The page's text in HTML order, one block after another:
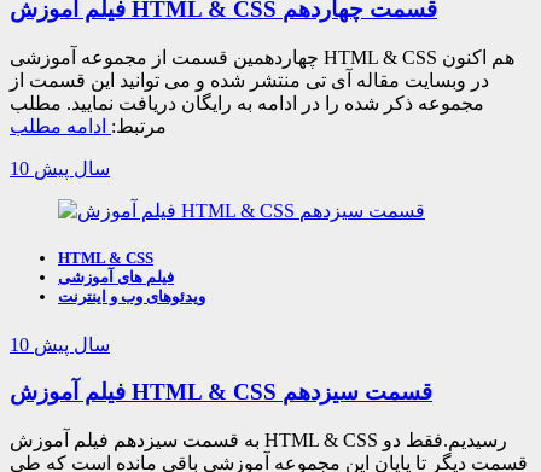
فیلم آموزش HTML & CSS قسمت چهاردهم
چهاردهمین قسمت از مجموعه آموزشی HTML & CSS هم اکنون
در وبسایت مقاله آی تی منتشر شده و می توانید این قسمت از
مجموعه ذکر شده را در ادامه به رایگان دریافت نمایید. مطلب
مرتبط: ادامه مطلب
10 سال پیش
HTML & CSS
فیلم های آموزشی
ویدئوهای وب و اینترنت
10 سال پیش
فیلم آموزش HTML & CSS قسمت سیزدهم
به قسمت سیزدهم فیلم آموزش HTML & CSS رسیدیم.فقط دو
قسمت دیگر تا پایان این مجموعه آموزشی باقی مانده است که طی